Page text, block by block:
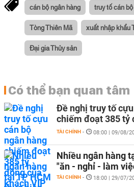
cán bộ ngân hàng truy tố cán
Tòng Thiên Mã xuất nhập khẩu
Đại gia Thủy sản
Có thể bạn quan tâm
Đề nghị truy tố
chiếm đoạt 385 tỷ
TÀI CHÍNH - 08:00 | 09/08/
Nhiều ngân hàng
"ăn - nghỉ - làm
TÀI CHÍNH - 18:00 | 29/07/